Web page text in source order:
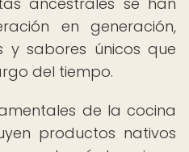
en generación,
y sabores únicos que
del tiempo.
de la cocina
productos nativos